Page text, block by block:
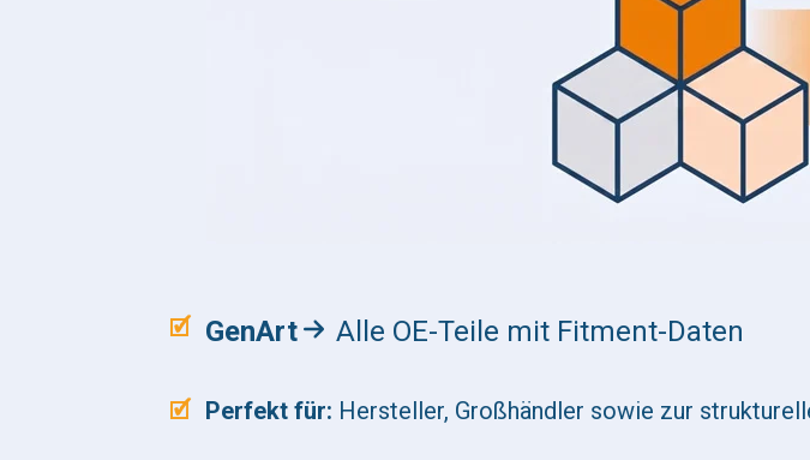
GenArt Alle OE-Teile mit Fitment-Daten
Perfekt für: Hersteller, Großhändler sowie zur